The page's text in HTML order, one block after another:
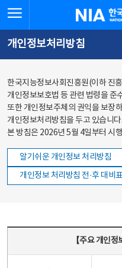
바로가기
바로가기
한국지능정
개인정보처리방침
한국지능정보사회진흥원(이하 진
개인정보보호법 등 관련 법령을 준
또한 개인정보주체의 권익을 보장
개인정보처리방침을 두고 있습니다.
본 방침은 2026년 5월 4일부터 시
알기쉬운 개인정보 처리방침
개인정보 처리방침 전·후 대비
【주요 개인정